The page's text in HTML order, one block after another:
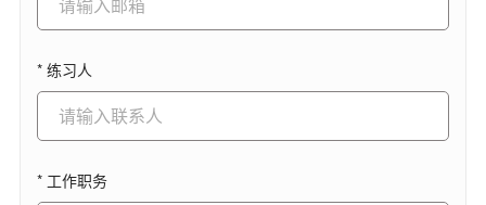
* 练习人
* 工作职务